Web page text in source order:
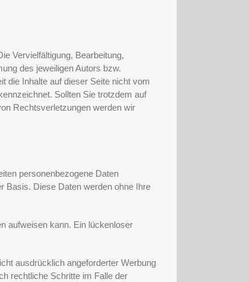
Vervielfältigung, Bearbeitung,
des jeweiligen Autors bzw.
die Inhalte auf dieser Seite nicht vom
Sollten Sie trotzdem auf
Rechtsverletzungen werden wir
personenbezogene Daten
Basis. Diese Daten werden ohne Ihre
aufweisen kann. Ein lückenloser
ausdrücklich angeforderter Werbung
rechtliche Schritte im Falle der